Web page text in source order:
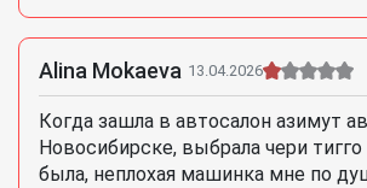
Alina Mokaeva 13.04.2026
Когда зашла в автосалон азимут
Новосибирске, выбрала чери тигго
была, неплохая машинка мне по